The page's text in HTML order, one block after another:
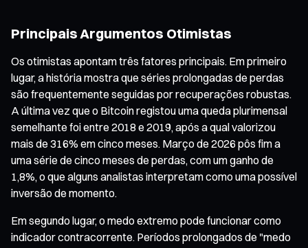
Principais Argumentos Otimistas
Os otimistas apontam três fatores principais. Em primeiro
lugar, a história mostra que séries prolongadas de perdas
são frequentemente seguidas por recuperações robustas.
A última vez que o Bitcoin registou uma queda plurimensal
semelhante foi entre 2018 e 2019, após a qual valorizou
mais de 316% em cinco meses. Março de 2026 pôs fim a
uma série de cinco meses de perdas, com um ganho de
1,8%, o que alguns analistas interpretam como uma possível
inversão de momento.
Em segundo lugar, o medo extremo pode funcionar como
indicador contracorrente. Períodos prolongados de "medo